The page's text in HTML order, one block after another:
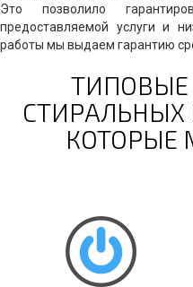
Это позволило
предоставляемой услуги и
работы мы выдаем гарантию
СТИРАЛЬНЫХ
КОТОРЫЕ